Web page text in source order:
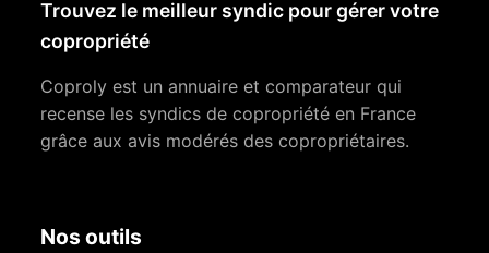
Trouvez le meilleur syndic pour gérer votre
copropriété
Coproly est un annuaire et comparateur qui
recense les syndics de copropriété en France
grâce aux avis modérés des copropriétaires.
Nos outils